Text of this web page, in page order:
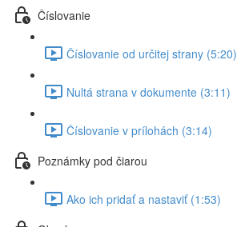
Číslovanie
Číslovanie od určitej strany (5:20)
Nultá strana v dokumente (3:11)
Číslovanie v prílohách (3:14)
Poznámky pod čiarou
Ako ich pridať a nastaviť (1:53)